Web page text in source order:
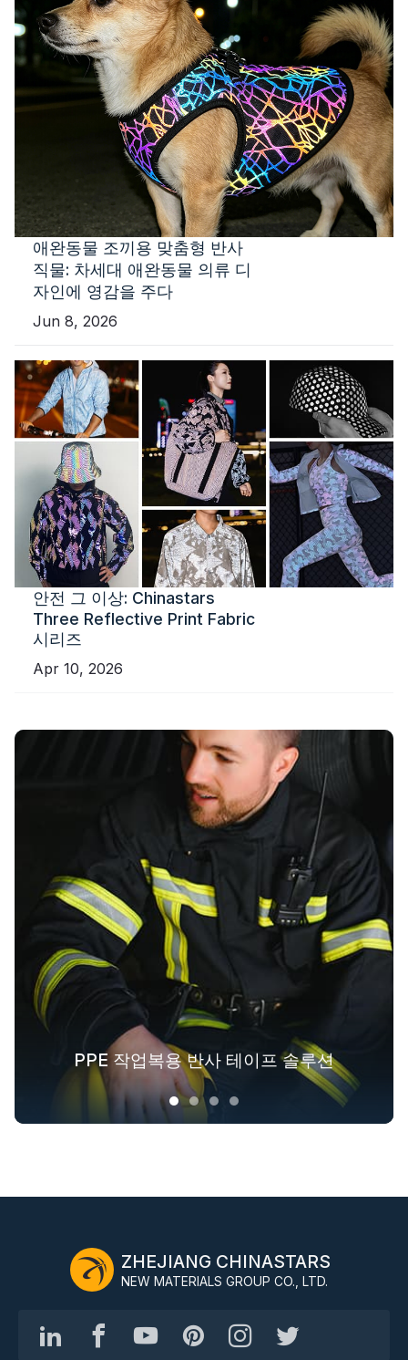
애완동물 조끼용 맞춤형 반사
직물: 차세대 애완동물 의류 디
자인에 영감을 주다
Jun 8, 2026
안전 그 이상: Chinastars
Three Reflective Print Fabric
시리즈
Apr 10, 2026
PPE 작업복용 반사 테이프 솔루션
패션 아웃도어 의류를 위한 반사 섬유 솔
루션
겉옷을 위한 야광 패브릭 솔루션
산업 전반에 걸친 안전복 솔루션
ZHEJIANG CHINASTARS
NEW MATERIALS GROUP CO., LTD.